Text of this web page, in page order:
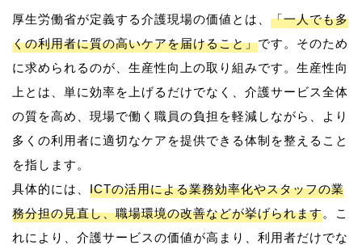
厚生労働省が定義する介護現場の価値とは、 「一人でも多
くの利用者に質の高いケアを届けること」です。そのため
に求められるのが、生産性向上の取り組みです。生産性向
上とは、単に効率を上げるだけでなく、介護サービス全体
の質を高め、現場で働く職員の負担を軽減しながら、より
多くの利用者に適切なケアを提供できる体制を整えること
を指します。
具体的には、 ICTの活用による業務効率化やスタッフの業
務分担の見直し、職場環境の改善などが挙げられます。こ
れにより、介護サービスの価値が高まり、利用者だけでな